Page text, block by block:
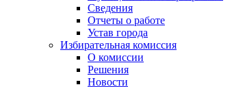
Сведения
Отчеты о работе
Устав города
Избирательная комиссия
О комиссии
Решения
Новости